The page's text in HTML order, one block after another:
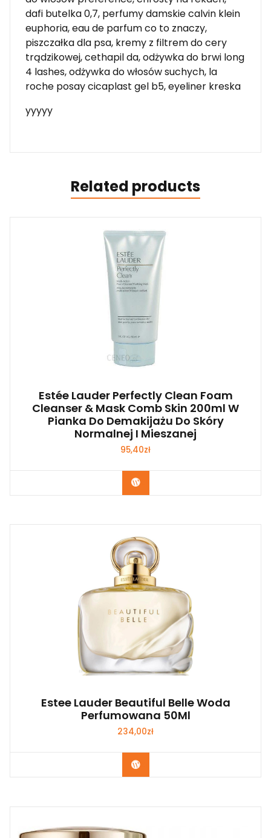
dafi butelka 0,7, perfumy damskie calvin klein
euphoria, eau de parfum co to znaczy,
piszczałka dla psa, kremy z filtrem do cery
trądzikowej, cethapil da, odżywka do brwi long
4 lashes, odżywka do włosów suchych, la
roche posay cicaplast gel b5, eyeliner kreska
yyyyy
Related products
Estée Lauder Perfectly Clean Foam
Cleanser & Mask Comb Skin 200ml W
Pianka Do Demakijażu Do Skóry
Normalnej I Mieszanej
95,40zł
Zobacz
Estee Lauder Beautiful Belle Woda
Perfumowana 50Ml
234,00zł
Zobacz